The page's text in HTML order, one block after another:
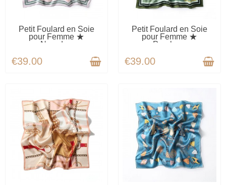
AVAILABLE
Petit Foulard en Soie
pour Femme ★
Nœuds...
€39.00
AVAILABLE
Petit Foulard en Soie
pour Femme ★
Paroles...
€39.00